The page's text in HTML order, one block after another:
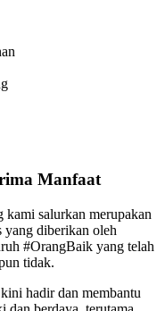
Manfaat
kami salurkan merupakan
yang diberikan oleh
#OrangBaik yang telah
tidak.
hadir dan membantu